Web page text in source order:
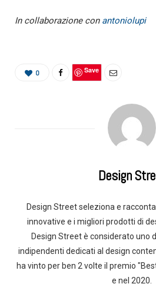
In collaborazione con antoniolupi
0 Save
Design
Design Street seleziona e
innovative e i migliori prodotti di
Design Street è considerato uno
indipendenti dedicati al design
ha vinto per ben 2 volte il premio
e nel 2020.